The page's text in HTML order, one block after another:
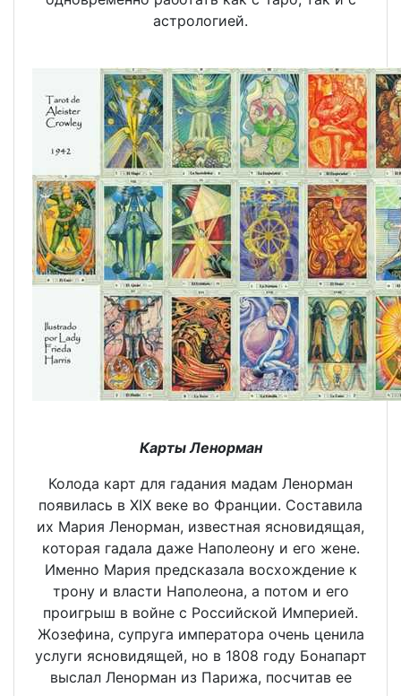
астрологией.
Карты Ленорман
Колода карт для гадания мадам Ленорман
появилась в XIX веке во Франции. Составила
их Мария Ленорман, известная ясновидящая,
которая гадала даже Наполеону и его жене.
Именно Мария предсказала восхождение к
трону и власти Наполеона, а потом и его
проигрыш в войне с Российской Империей.
Жозефина, супруга императора очень ценила
услуги ясновидящей, но в 1808 году Бонапарт
выслал Ленорман из Парижа, посчитав ее